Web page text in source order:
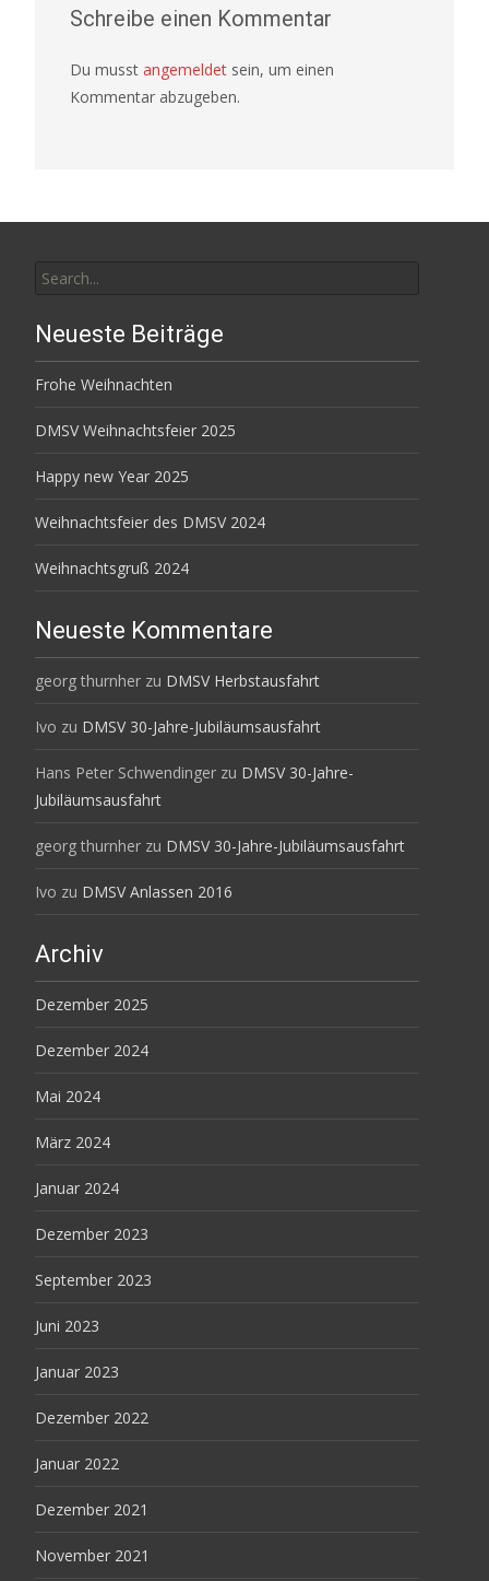
Schreibe einen Kommentar
Du musst angemeldet sein, um einen
Kommentar abzugeben.
for:
Neueste Beiträge
Frohe Weihnachten
DMSV Weihnachtsfeier 2025
Happy new Year 2025
Weihnachtsfeier des DMSV 2024
Weihnachtsgruß 2024
Neueste Kommentare
georg thurnher zu DMSV Herbstausfahrt
Ivo zu DMSV 30-Jahre-Jubiläumsausfahrt
Hans Peter Schwendinger zu DMSV 30-Jahre-
Jubiläumsausfahrt
georg thurnher zu DMSV 30-Jahre-Jubiläumsausfahrt
Ivo zu DMSV Anlassen 2016
Archiv
Dezember 2025
Dezember 2024
Mai 2024
März 2024
Januar 2024
Dezember 2023
September 2023
Juni 2023
Januar 2023
Dezember 2022
Januar 2022
Dezember 2021
November 2021